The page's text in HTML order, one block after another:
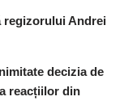
regizorului Andrei
decizia de
reacțiilor din